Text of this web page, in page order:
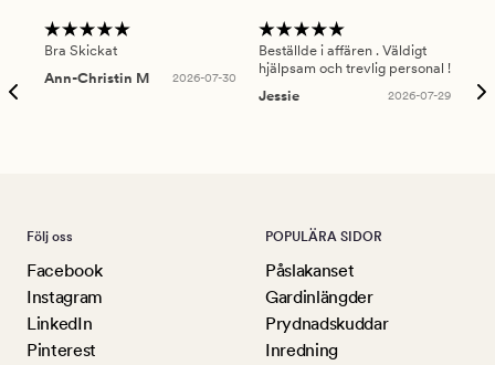
Bra Skickat
Ann-Christin M
2026-07-30
Beställde i affären . Väldigt
hjälpsam och trevlig personal !
Jessie
2026-07-29
Följ oss
Facebook
Instagram
LinkedIn
Pinterest
POPULÄRA SIDOR
Påslakanset
Gardinlängder
Prydnadskuddar
Inredning